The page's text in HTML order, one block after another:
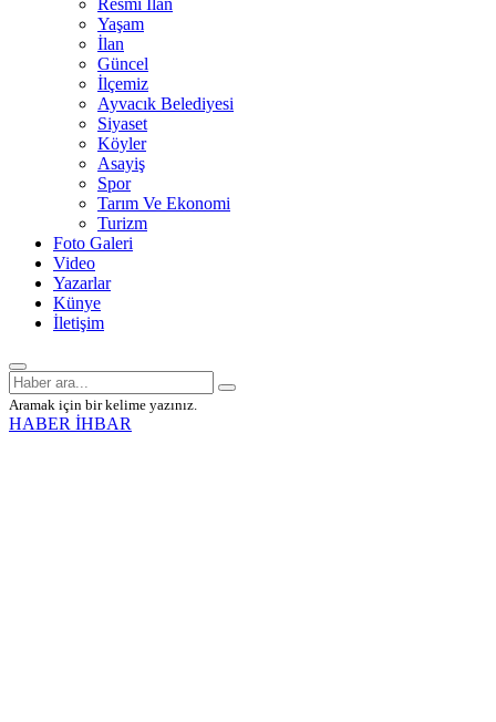
Resmî İlan
Yaşam
İlan
Güncel
İlçemiz
Ayvacık Belediyesi
Siyaset
Köyler
Asayiş
Spor
Tarım Ve Ekonomi
Turizm
Foto Galeri
Video
Yazarlar
Künye
İletişim
Aramak için bir kelime yazınız.
HABER İHBAR